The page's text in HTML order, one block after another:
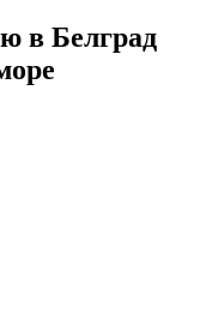
в Белград